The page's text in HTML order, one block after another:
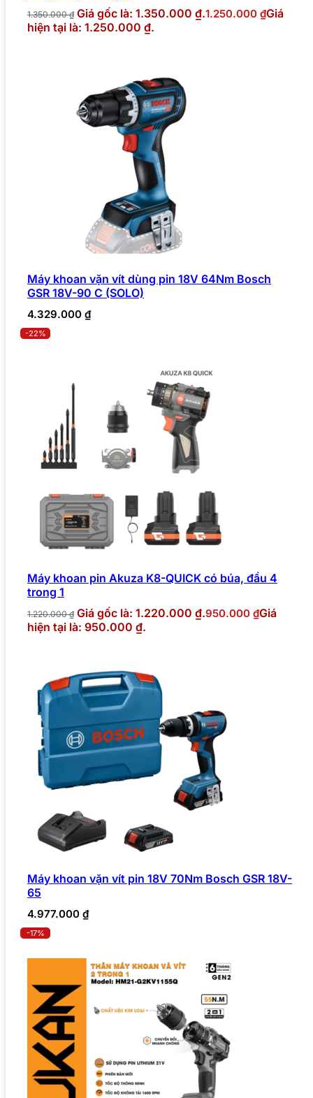
1.350.000₫ Giá gốc là: 1.350.000 ₫.1.250.000 ₫Giá
hiện tại là: 1.250.000 ₫.
Máy khoan vặn vít dùng pin 18V 64Nm Bosch
GSR 18V-90 C (SOLO)
4.329.000 ₫
-22%
Máy khoan pin Akuza K8-QUICK có búa, đầu 4
trong 1
1.220.000₫ Giá gốc là: 1.220.000 ₫.950.000 ₫Giá
hiện tại là: 950.000 ₫.
Máy khoan vặn vít pin 18V 70Nm Bosch GSR 18V-
65
4.977.000 ₫
-17%